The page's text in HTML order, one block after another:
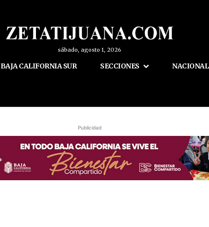
sábado, agosto 1, 2026
BAJA CALIFORNIA SUR SECCIONES NACIONAL
Publicidad